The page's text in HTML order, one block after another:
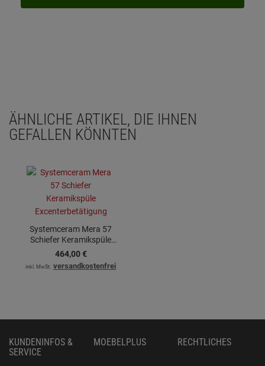
ÄHNLICHE ARTIKEL, DIE IHNEN
GEFALLEN KÖNNTEN
Systemceram Mera 57
Schiefer Keramikspüle
Excenterbetätigung
464,00 €
inkl. MwSt. versandkostenfrei
KUNDENINFOS &
SERVICE
MOEBELPLUS RECHTLICHES